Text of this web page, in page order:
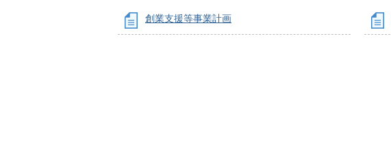
創業支援等事業計画